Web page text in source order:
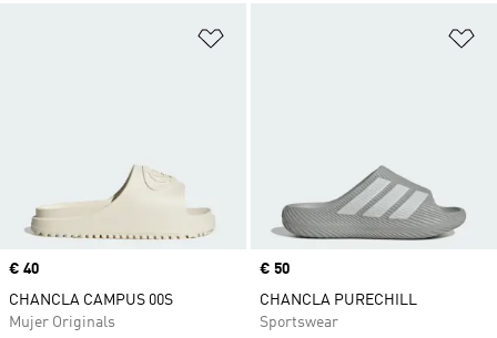
Precio
€ 40
CHANCLA CAMPUS 00S
Mujer Originals
Precio
€ 50
CHANCLA PURECHILL
Sportswear